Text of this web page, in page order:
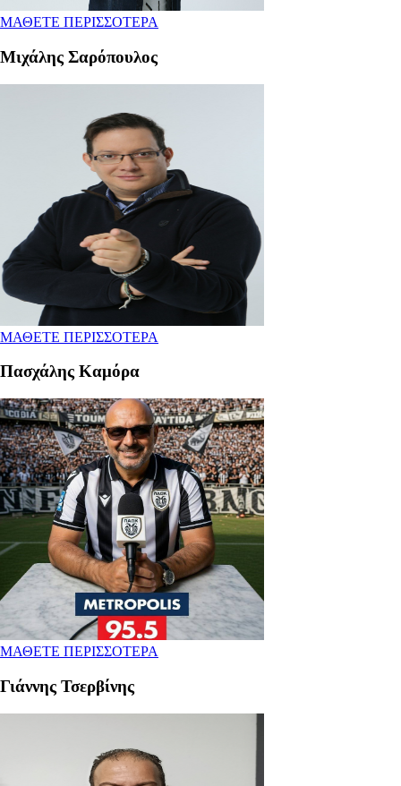
ΜΑΘΕΤΕ ΠΕΡΙΣΣΟΤΕΡΑ
Μιχάλης Σαρόπουλος
ΜΑΘΕΤΕ ΠΕΡΙΣΣΟΤΕΡΑ
Πασχάλης Καμόρα
ΜΑΘΕΤΕ ΠΕΡΙΣΣΟΤΕΡΑ
Γιάννης Τσερβίνης